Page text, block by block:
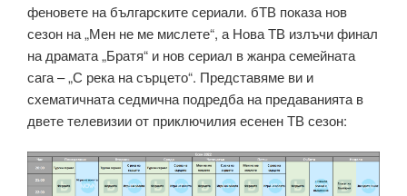
феновете на българските сериали. бТВ показа нов
сезон на „Мен не ме мислете“, а Нова ТВ излъчи финал
на драмата „Братя“ и нов сериал в жанра семейната
сага – „С река на сърцето“. Представяме ви и
схематичната седмична подредба на предаванията в
двете телевизии от приключилия есенен ТВ сезон: